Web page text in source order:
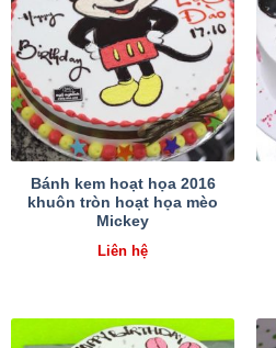
Bánh kem hoạt họa 2016
khuôn tròn hoạt họa mèo
Mickey
Liên hệ